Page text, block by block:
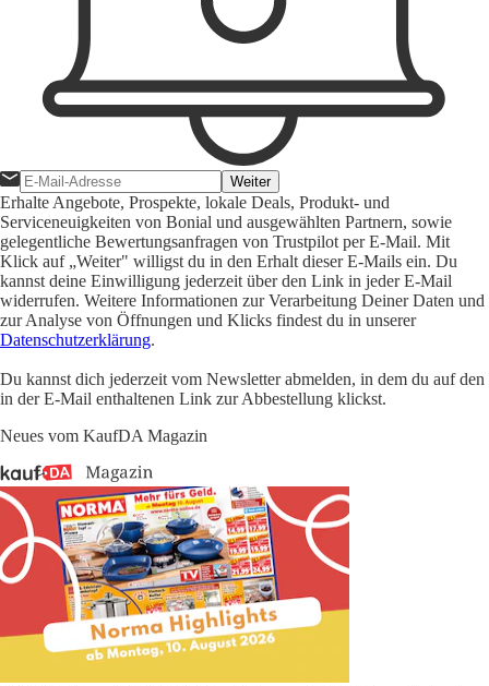
Weiter
Erhalte Angebote, Prospekte, lokale Deals, Produkt- und
Serviceneuigkeiten von Bonial und ausgewählten Partnern, sowie
gelegentliche Bewertungsanfragen von Trustpilot per E-Mail. Mit
Klick auf „Weiter" willigst du in den Erhalt dieser E-Mails ein. Du
kannst deine Einwilligung jederzeit über den Link in jeder E-Mail
widerrufen. Weitere Informationen zur Verarbeitung Deiner Daten und
zur Analyse von Öffnungen und Klicks findest du in unserer
Datenschutzerklärung.
Du kannst dich jederzeit vom Newsletter abmelden, in dem du auf den
in der E-Mail enthaltenen Link zur Abbestellung klickst.
Neues vom KaufDA Magazin